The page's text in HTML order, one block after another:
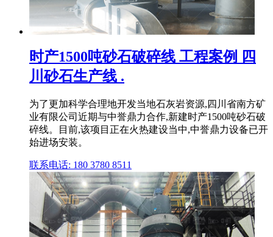
时产1500吨砂石破碎线 工程案例 四
川砂石生产线 .
为了更加科学合理地开发当地石灰岩资源,四川省南方矿
业有限公司近期与中誉鼎力合作,新建时产1500吨砂石破
碎线。目前,该项目正在火热建设当中,中誉鼎力设备已开
始进场安装。
联系电话: 180 3780 8511